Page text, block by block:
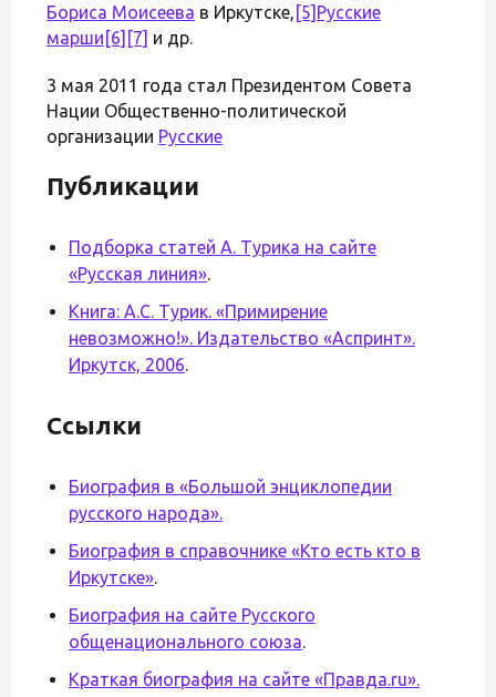
Бориса Моисеева в Иркутске, [5] Русские
марши [6] [7] и др.
3 мая 2011 года стал Президентом Совета
Нации Общественно-политической
организации Русские
Публикации
Подборка статей А. Турика на сайте
«Русская линия».
Книга: А.С. Турик. «Примирение
невозможно!». Издательство «Аспринт».
Иркутск, 2006.
Ссылки
Биография в «Большой энциклопедии
русского народа».
Биография в справочнике «Кто есть кто в
Иркутске».
Биография на сайте Русского
общенационального союза.
Краткая биография на сайте «Правда.ru».